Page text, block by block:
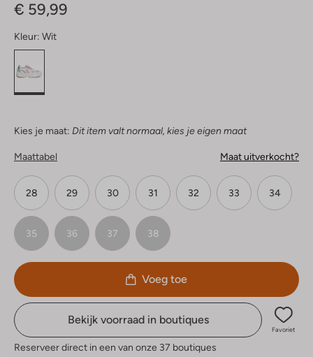
€ 59,99
Kleur: Wit
Kies je maat: Dit item valt normaal, kies je eigen maat
Maattabel Maat uitverkocht?
28 29 30 31 32 33 34
35 36 37 38
Voeg toe
Bekijk voorraad in boutiques
Favoriet
Reserveer direct in een van onze 37 boutiques